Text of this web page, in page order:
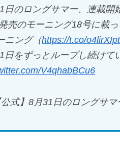
日のロングサマー、連載開
売のモーニング18号に載っ
ニング（https://t.co/
日をずっとループし続けて
V4qhabBCu6
式】8月31日のロングサマ